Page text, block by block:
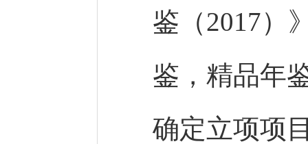
鉴（2017）
鉴，精品年
确定立项项